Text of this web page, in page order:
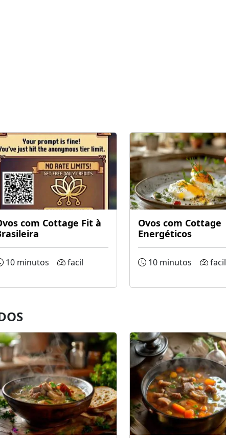
com Cottage Fit à
10 minutos facil
Ovos com Cottage
Energéticos
10 minutos facil